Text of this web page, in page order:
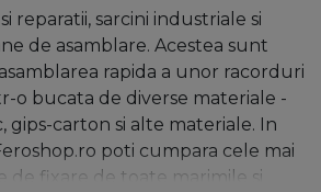
reparatii, sarcini industriale si
de asamblare. Acestea sunt
rapida a unor racorduri
o bucata de diverse materiale -
gips-carton si alte materiale. In
poti cumpara cele mai
fixare de toate marimile si